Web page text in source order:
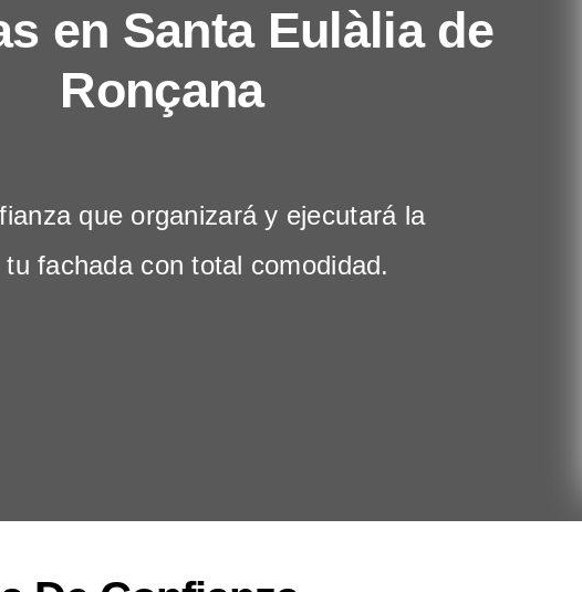
en Santa Eulàlia de
Ronçana
que organizará y ejecutará la
fachada con total comodidad.